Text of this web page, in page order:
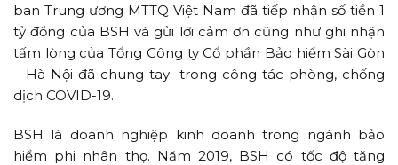
ban Trung ương MTTQ Việt Nam đã tiếp nhận số tiền 1
tỷ đồng của BSH và gửi lời cảm ơn cũng như ghi nhận
tấm lòng của Tổng Công ty Cổ phần Bảo hiểm Sài Gòn
– Hà Nội đã chung tay trong công tác phòng, chống
dịch COVID-19.
BSH là doanh nghiệp kinh doanh trong ngành bảo
hiểm phi nhân thọ. Năm 2019, BSH có tốc độ tăng